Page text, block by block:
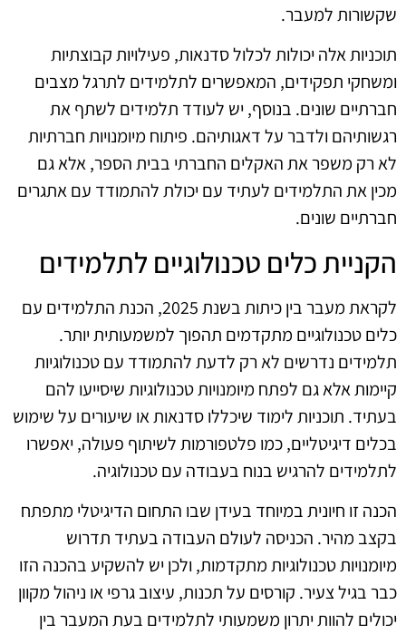
שקשורות למעבר.
תוכניות אלה יכולות לכלול סדנאות, פעילויות קבוצתיות
ומשחקי תפקידים, המאפשרים לתלמידים לתרגל מצבים
חברתיים שונים. בנוסף, יש לעודד תלמידים לשתף את
רגשותיהם ולדבר על דאגותיהם. פיתוח מיומנויות חברתיות
לא רק משפר את האקלים החברתי בבית הספר, אלא גם
מכין את התלמידים לעתיד עם יכולת להתמודד עם אתגרים
חברתיים שונים.
הקניית כלים טכנולוגיים לתלמידים
לקראת מעבר בין כיתות בשנת 2025, הכנת התלמידים עם
כלים טכנולוגיים מתקדמים תהפוך למשמעותית יותר.
תלמידים נדרשים לא רק לדעת להתמודד עם טכנולוגיות
קיימות אלא גם לפתח מיומנויות טכנולוגיות שיסייעו להם
בעתיד. תוכניות לימוד שיכללו סדנאות או שיעורים על שימוש
בכלים דיגיטליים, כמו פלטפורמות לשיתוף פעולה, יאפשרו
לתלמידים להרגיש בנוח בעבודה עם טכנולוגיה.
הכנה זו חיונית במיוחד בעידן שבו התחום הדיגיטלי מתפתח
בקצב מהיר. הכניסה לעולם העבודה בעתיד תדרוש
מיומנויות טכנולוגיות מתקדמות, ולכן יש להשקיע בהכנה הזו
כבר בגיל צעיר. קורסים על תכנות, עיצוב גרפי או ניהול מקוון
יכולים להוות יתרון משמעותי לתלמידים בעת המעבר בין